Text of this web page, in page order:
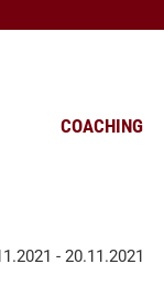
COACHING
- 20.11.2021